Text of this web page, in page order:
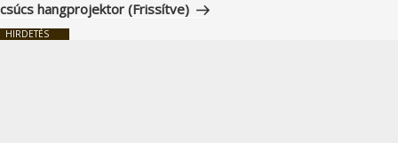
csúcs hangprojektor (Frissítve)
HIRDETÉS